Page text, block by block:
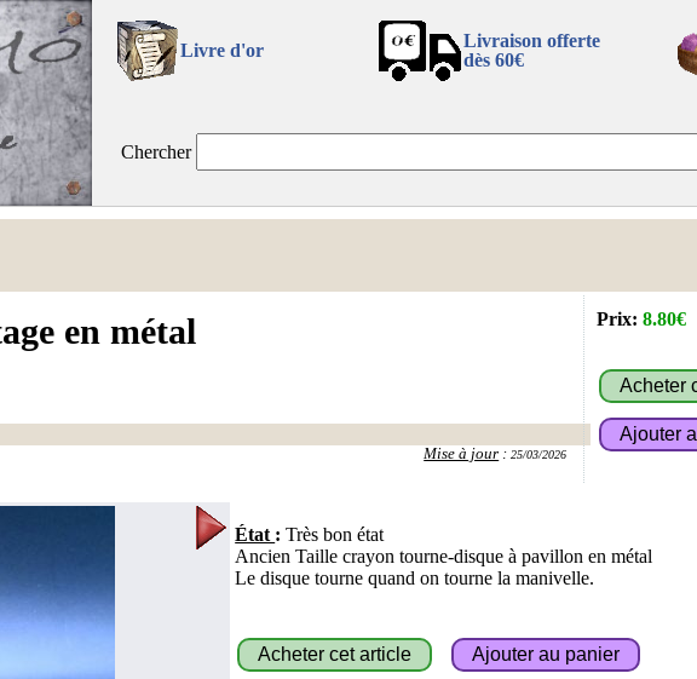
Livre d'or
Livraison offerte
dès 60€
Chercher
en métal
Mise à jour :25/03/2026
Prix: 8.80€
État : Très bon état
Ancien Taille crayon tourne-disque à pavillon en métal
Le disque tourne quand on tourne la manivelle.